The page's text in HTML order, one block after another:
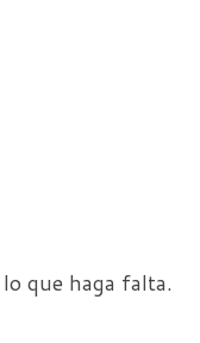
que haga falta.